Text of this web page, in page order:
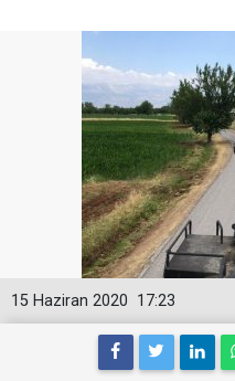
17:23
15 Haziran 2020